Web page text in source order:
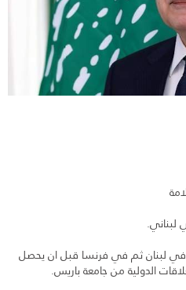
العام في لبنان ثم في فرنسا قبل ان يحصل
الدولية من جامعة باريس.